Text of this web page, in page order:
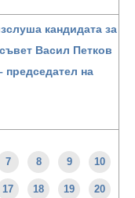
кандидата за
Васил Петков
председател на
7 8 9 10
17 18 19 20